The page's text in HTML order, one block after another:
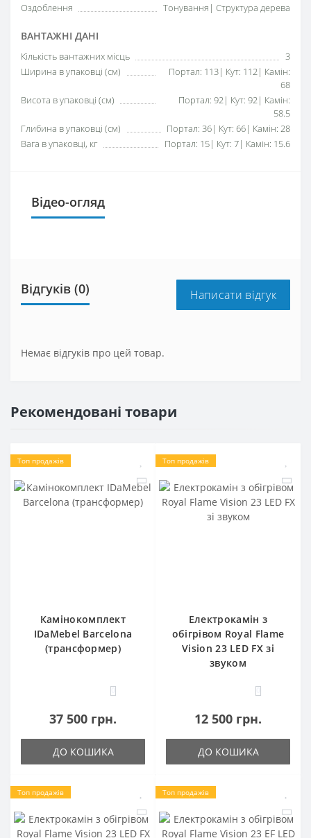
Оздоблення
Тонування| Структура дерева
ВАНТАЖНІ ДАНІ
Кількість вантажних місць
3
Ширина в упаковці (см)
Портал: 113| Кут: 112| Камін:
68
Висота в упаковці (см)
Портал: 92| Кут: 92| Камін:
58.5
Глибина в упаковці (см)
Портал: 36| Кут: 66| Камін: 28
Вага в упаковці, кг
Портал: 15| Кут: 7| Камін: 15.6
Відео-огляд
Відгуків (0) Написати відгук
Немає відгуків про цей товар.
Рекомендовані товари
Топ продажів
Камінокомплект
IDaMebel Barcelona
(трансформер)
0
37 500 грн.
ДО КОШИКА
Топ продажів
Електрокамін з
обігрівом Royal Flame
Vision 23 LED FX зі
звуком
0
12 500 грн.
ДО КОШИКА
Топ продажів Топ продажів